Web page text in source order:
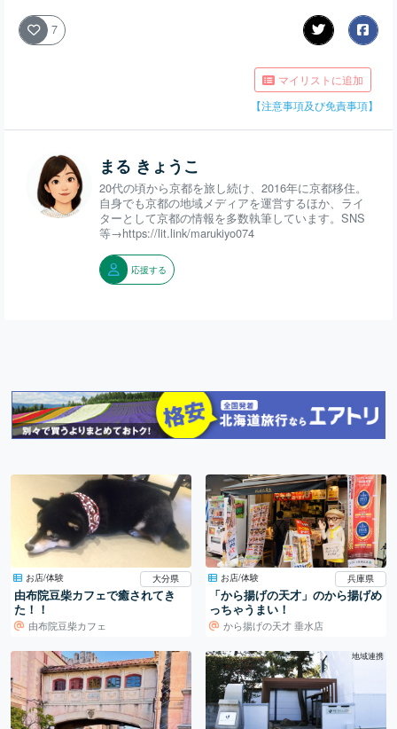
7
マイリストに追加
【注意事項及び免責事項】
まる きょうこ
20代の頃から京都を旅し続け、2016年に京都移住。
自身でも京都の地域メディアを運営するほか、ライ
ターとして京都の情報を多数執筆しています。SNS
等→https://lit.link/marukiyo074
応援する
お店/体験 大分県
由布院豆柴カフェで癒されてき
た！！
由布院豆柴カフェ
お店/体験 兵庫県
「から揚げの天才」のから揚げめ
っちゃうまい！
から揚げの天才 垂水店
地域連携